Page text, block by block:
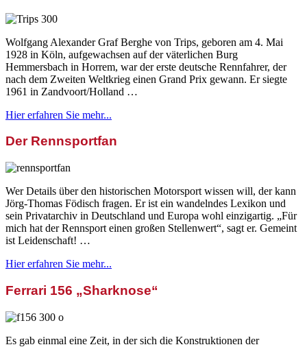
Wolfgang Alexander Graf Berghe von Trips, geboren am 4. Mai
1928 in Köln, aufgewachsen auf der väterlichen Burg
Hemmersbach in Horrem, war der erste deutsche Rennfahrer, der
nach dem Zweiten Weltkrieg einen Grand Prix gewann. Er siegte
1961 in Zandvoort/Holland …
Hier erfahren Sie mehr...
Der Rennsportfan
Wer Details über den historischen Motorsport wissen will, der kann
Jörg-Thomas Födisch fragen. Er ist ein wandelndes Lexikon und
sein Privatarchiv in Deutschland und Europa wohl einzigartig. „Für
mich hat der Rennsport einen großen Stellenwert“, sagt er. Gemeint
ist Leidenschaft! …
Hier erfahren Sie mehr...
Ferrari 156 „Sharknose“
Es gab einmal eine Zeit, in der sich die Konstruktionen der